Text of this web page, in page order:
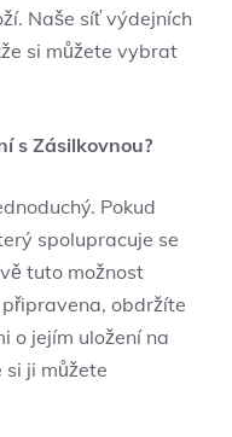
Naše síť výdejních
si můžete⁣ vybrat
s Zásilkovnou?
Pokud
spolupracuje se
tuto možnost
obdržíte
o jejím uložení na
ji⁤ můžete